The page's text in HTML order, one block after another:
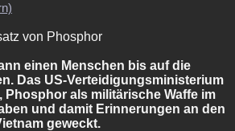
von Phosphor
einen Menschen bis auf die
Das US-Verteidigungsministerium
Phosphor als militärische Waffe im
und damit Erinnerungen an den
geweckt.